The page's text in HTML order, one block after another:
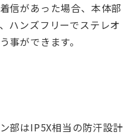
信があった場合、本体部
ハンズフリーでステレオ
事ができます。
部はIP5X相当の防汗設計